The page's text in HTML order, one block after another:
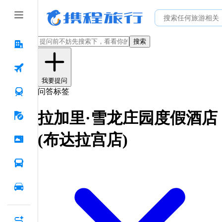
搜索
我要提问
问答标签
拉加里·雪龙庄园度假酒店
(布达拉宫店)